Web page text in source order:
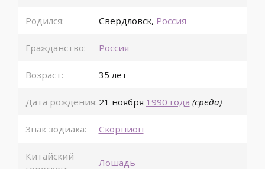
Родился: Свердловск, Россия
Гражданство: Россия
Возраст: 35 лет
Дата рождения: 21 ноября 1990 года (среда)
Знак зодиака: Скорпион
Китайский
Лошадь